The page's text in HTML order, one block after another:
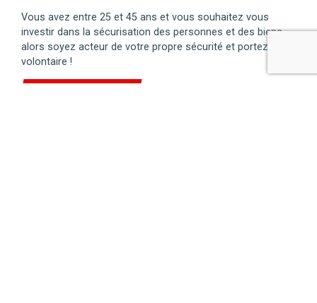
Vous avez entre 25 et 45 ans et vous souhaitez vous
investir dans la sécurisation des personnes et des biens,
alors soyez acteur de votre propre sécurité et portez-vous
volontaire !